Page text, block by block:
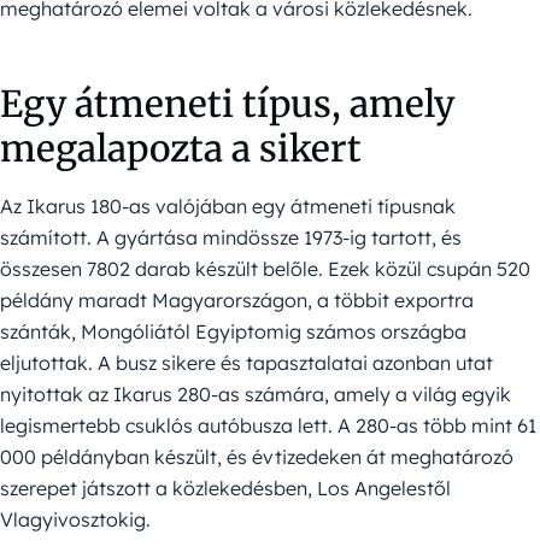
meghatározó elemei voltak a városi közlekedésnek.
Egy átmeneti típus, amely
megalapozta a sikert
Az Ikarus 180-as valójában egy átmeneti típusnak
számított. A gyártása mindössze 1973-ig tartott, és
összesen 7802 darab készült belőle. Ezek közül csupán 520
példány maradt Magyarországon, a többit exportra
szánták, Mongóliától Egyiptomig számos országba
eljutottak. A busz sikere és tapasztalatai azonban utat
nyitottak az Ikarus 280-as számára, amely a világ egyik
legismertebb csuklós autóbusza lett. A 280-as több mint 61
000 példányban készült, és évtizedeken át meghatározó
szerepet játszott a közlekedésben, Los Angelestől
Vlagyivosztokig.